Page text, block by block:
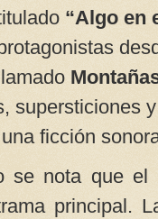
“Algo en
supersticiones
ficción
se nota que el
principal.